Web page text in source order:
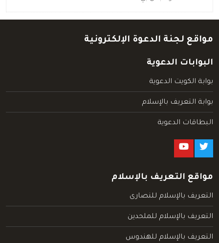
مواقع لجنة الدعوة الإلكترونية
البوابات الدعوية
بوابة الكويت الدعوية
بوابة التعريف بالإسلام
البطاقات الدعوية
مواقع التعريف بالإسلام
التعريف بالإسلام للنصارى
التعريف بالإسلام للملحدين
التعريف بالإسلام للهندوس